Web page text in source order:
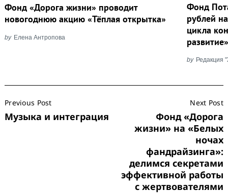
Фонд «Дорога жизни» проводит
новогоднюю акцию «Тёплая открытка»
by Елена Антропова
Фонд
рублей
цикла
by Редакция
Navigation
Previous Post
Музыка и интеграция
Next Post
Фонд «Дорога
жизни» на «Белых
ночах
фандрайзинга»:
делимся секретами
эффективной работы
с жертвователями